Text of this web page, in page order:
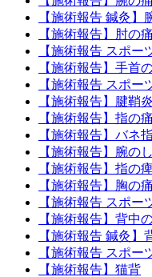
【施術報告 鍼灸】
【施術報告】肘の
【施術報告 スポー
【施術報告】手首
【施術報告 スポ
【施術報告】腱鞘炎
【施術報告】指の
【施術報告】バネ
【施術報告】腕の
【施術報告】指の
【施術報告】胸の
【施術報告 スポー
【施術報告】背中
【施術報告 鍼灸】
【施術報告 スポ
【施術報告】猫背